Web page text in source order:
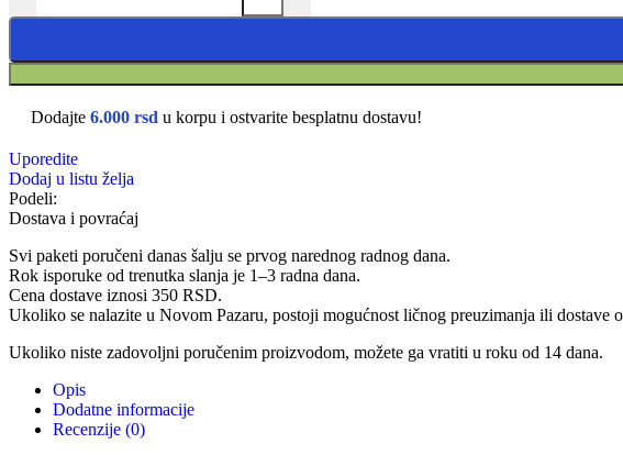
Dodajte 6.000 rsd u korpu i ostvarite besplatnu dostavu!
Uporedite
Dodaj u listu želja
Podeli:
Dostava i povraćaj
Svi paketi poručeni danas šalju se prvog narednog radnog dana.
Rok isporuke od trenutka slanja je 1–3 radna dana.
Cena dostave iznosi 350 RSD.
Ukoliko se nalazite u Novom Pazaru, postoji mogućnost ličnog preuzimanja ili dostave
Ukoliko niste zadovoljni poručenim proizvodom, možete ga vratiti u roku od 14 dana.
Opis
Dodatne informacije
Recenzije (0)